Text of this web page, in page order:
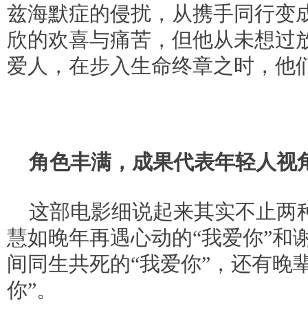
兹海默症的侵扰，从携手同行变
欣的欢喜与痛苦，但他从未想
爱人，在步入生命终章之时，他
角色丰满，成果代表年轻人视
这部电影细说起来其实不止两
慧如晚年再遇心动的“我爱你”和
间同生共死的“我爱你”，还有晚
你”。